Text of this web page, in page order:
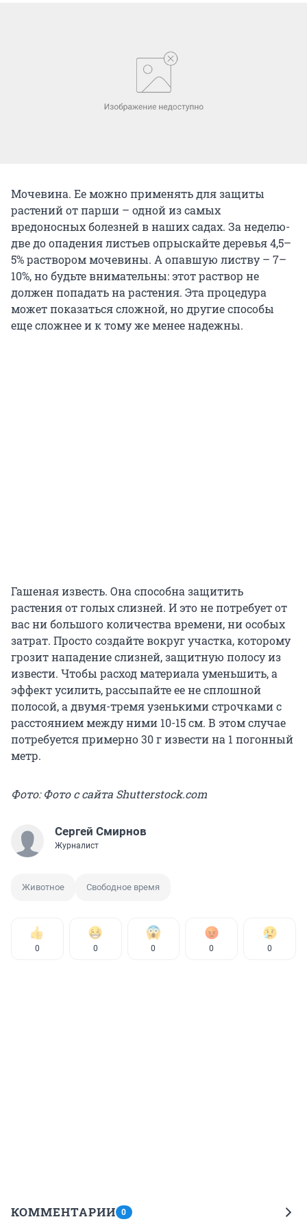
Мочевина. Ее можно применять для защиты
растений от парши – одной из самых
вредоносных болезней в наших садах. За неделю-
две до опадения листьев опрыскайте деревья 4,5–
5% раствором мочевины. А опавшую листву – 7–
10%, но будьте внимательны: этот раствор не
должен попадать на растения. Эта процедура
может показаться сложной, но другие способы
еще сложнее и к тому же менее надежны.
Гашеная известь. Она способна защитить
растения от голых слизней. И это не потребует от
вас ни большого количества времени, ни особых
затрат. Просто создайте вокруг участка, которому
грозит нападение слизней, защитную полосу из
извести. Чтобы расход материала уменьшить, а
эффект усилить, рассыпайте ее не сплошной
полосой, а двумя-тремя узенькими строчками с
расстоянием между ними 10-15 см. В этом случае
потребуется примерно 30 г извести на 1 погонный
метр.
Фото: Фото с сайта Shutterstock.com
Сергей Смирнов
Журналист
Животное Свободное время
0 0 0 0 0
КОММЕНТАРИИ 0